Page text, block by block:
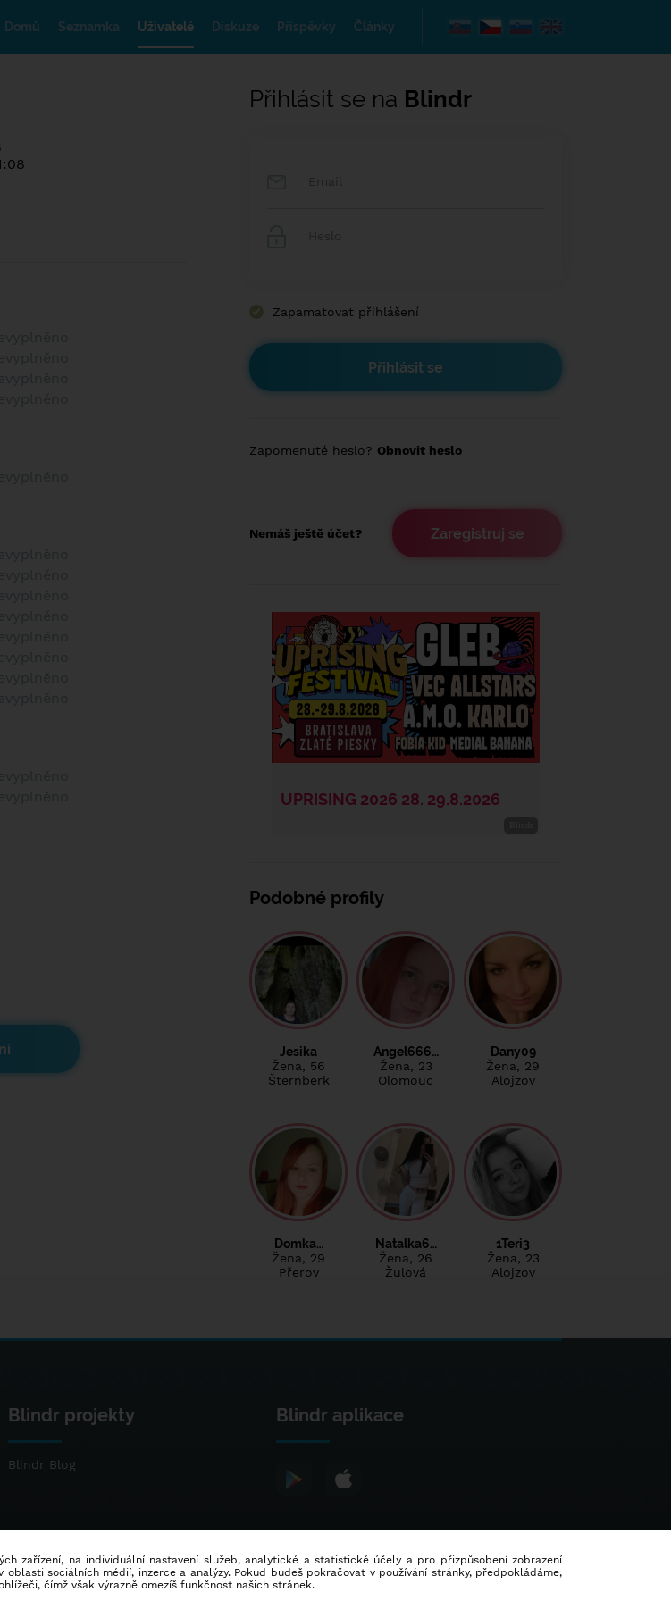
Domů Seznamka Uživatelé Diskuze Příspěvky Články
Přihlásit se na Blindr
Zapamatovat přihlášení
Zapomenuté heslo? Obnovit heslo
Nemáš ještě účet? Zaregistruj se
Podobné profily
Jesika
Žena, 56
Šternberk
Angel666…
Žena, 23
Olomouc
Dany09
Žena, 29
Alojzov
Domka…
Žena, 29
Přerov
Natalka6…
Žena, 26
Žulová
1Teri3
Žena, 23
Alojzov
Blindr projekty
Blindr Blog
Blindr aplikace
zařízení, na individuální nastavení služeb, analytické a statistické účely a pro přizpůsobení zobrazení
sociálních médií, inzerce a analýzy. Pokud budeš pokračovat v používání stránky, předpokládáme,
čímž však výrazně omezíš funkčnost našich stránek.